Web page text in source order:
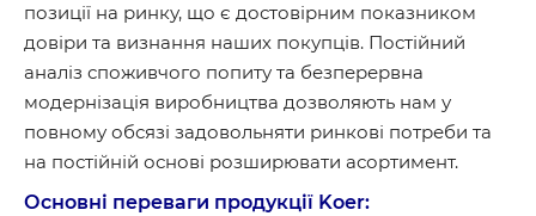
позиції на ринку, що є достовірним показником
довіри та визнання наших покупців. Постійний
аналіз споживчого попиту та безперервна
модернізація виробництва дозволяють нам у
повному обсязі задовольняти ринкові потреби та
на постійній основі розширювати асортимент.
Основні переваги продукції Koer: